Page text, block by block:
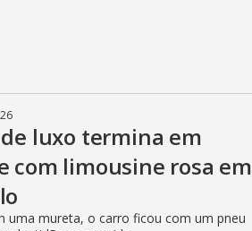
de luxo termina em
com limousine rosa em
uma mureta, o carro ficou com um pneu